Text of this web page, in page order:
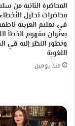
المحاضرة الثانية من
محاضرات تحليل
في تعليم العربية
بعنوان مفهوم الخطأ
وتطور النظر إليه في
اللغوية
منذ يومين